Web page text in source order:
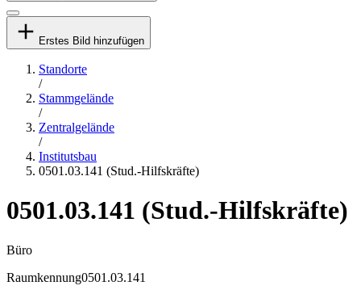
Erstes Bild hinzufügen
Standorte
/
Stammgelände
/
Zentralgelände
/
Institutsbau
0501.03.141 (Stud.-Hilfskräfte)
0501.03.141 (Stud.-Hilfskräfte)
Büro
Raumkennung0501.03.141